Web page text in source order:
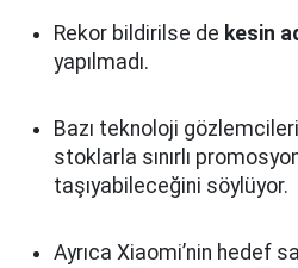
Rekor bildirilse de kesin
yapılmadı.
Bazı teknoloji
stoklarla sınırlı
taşıyabileceğini söylüyor.
Ayrıca Xiaomi’nin hedef